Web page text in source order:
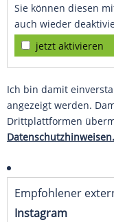
Sie können diesen
auch wieder
jetzt aktivieren
Ich bin damit
angezeigt werden.
Drittplattformen
Datenschutzhinweisen.
Empfohlener
Instagram